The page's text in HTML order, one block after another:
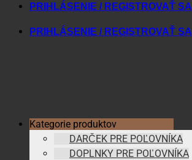
PRIHLÁSENIE / REGISTROVAŤ SA
PRIHLÁSENIE / REGISTROVAŤ SA
Kategorie produktov
DARČEK PRE POĽOVNÍKA
DOPLNKY PRE POĽOVNÍKA